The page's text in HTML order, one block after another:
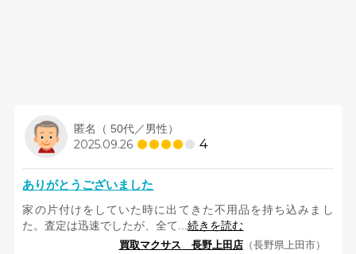
匿名（ 50代／男性）
2025.09.26 4
ありがとうございました
家の片付けをしていた時に出てきた不用品を持ち込みまし
た。査定は迅速でしたが、全て...続きを読む
買取マクサス 長野上田店（長野県上田市）